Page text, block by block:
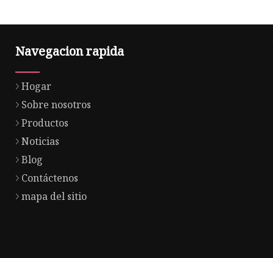
Navegacion rapida
Hogar
Sobre nosotros
Productos
Noticias
Blog
Contáctenos
mapa del sitio